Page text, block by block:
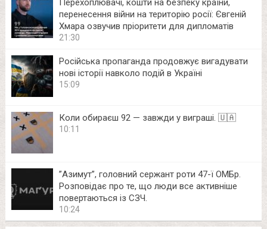
Перехоплювачі, кошти на безпеку країни,
перенесення війни на територію росії: Євгеній
Хмара озвучив пріоритети для дипломатів
21:30
Російська пропаганда продовжує вигадувати
нові історії навколо подій в Україні
15:09
Коли обираєш 92 — завжди у виграші. 🇺🇦
10:11
⁨”Азимут”, головний сержант роти 47-ї ОМБр.
Розповідає про те, що люди все активніше
повертаються із СЗЧ.
10:24